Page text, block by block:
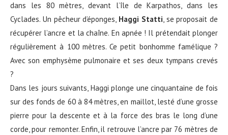
dans les 80 mètres, devant l’île de Karpathos, dans les
Cyclades. Un pêcheur d’éponges, Haggi Statti, se proposait de
récupérer l’ancre et la chaîne. En apnée ! Il prétendait plonger
régulièrement à 100 mètres. Ce petit bonhomme famélique ?
Avec son emphysème pulmonaire et ses deux tympans crevés
?
Dans les jours suivants, Haggi plonge une cinquantaine de fois
sur des fonds de 60 à 84 mètres, en maillot, lesté d’une grosse
pierre pour la descente et à la force des bras le long d’une
corde, pour remonter. Enfin, il retrouve l’ancre par 76 mètres de